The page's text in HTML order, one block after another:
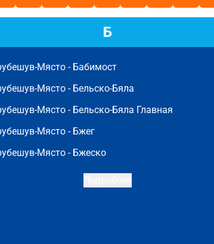
Б
Място - Бабимост
Място - Бельско-Бяла
Място - Бельско-Бяла Главная
Място - Бжег
Място - Бжеско